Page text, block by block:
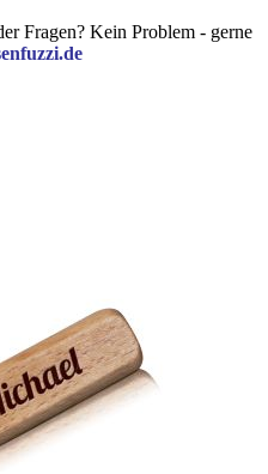
Fragen? Kein Problem - gerne